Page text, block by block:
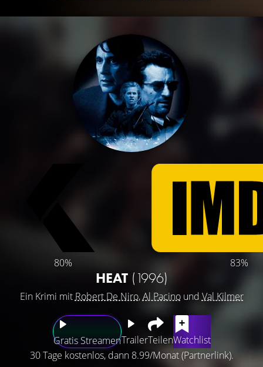
80% 83%
HEAT (1996)
Ein Krimi mit Robert De Niro,Al Pacinound Val Kilmer
Gratis StreamenTrailerTeilenWatchlist
30 Tage kostenlos, dann 8.99/Monat (Partnerlink).